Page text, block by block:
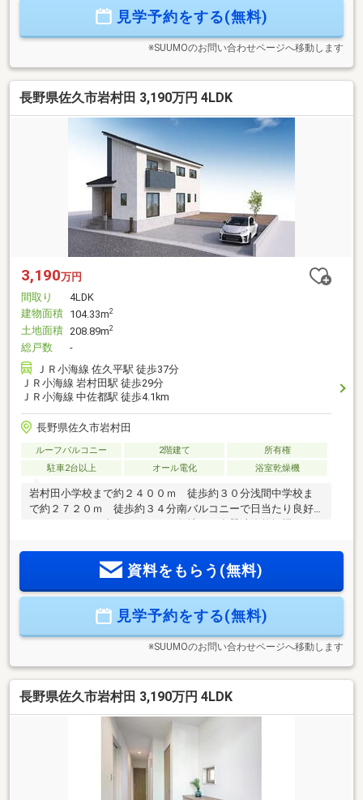
ております。支払っていけるか…、審査が通るか…など、住宅
見学予約をする(無料)
※SUUMOのお問い合わせページへ移動します
長野県佐久市岩村田 3,190万円 4LDK
3,190万円
間取り
4LDK
建物面積 104.33m2
土地面積 208.89m2
総戸数
-
ＪＲ小海線 佐久平駅 徒歩37分
ＪＲ小海線 岩村田駅 徒歩29分
ＪＲ小海線 中佐都駅 徒歩4.1km
長野県佐久市岩村田
ルーフバルコニー 2階建て
所有権
駐車2台以上
オール電化 浴室乾燥機
岩村田小学校まで約２４００ｍ 徒歩約３０分浅間中学校ま
で約２７２０ｍ 徒歩約３４分南バルコニーで日当たり良好♪
高める設備が整った住まいです◎お問合せは【０１２０－８
０１－３７０】まで♪お気軽にお問合せください！ ご予約は
ております。支払っていけるか…、審査が通るか…など、住宅
ローンのご心配ごとは当社へご相談ください！
資料をもらう(無料)
見学予約をする(無料)
※SUUMOのお問い合わせページへ移動します
長野県佐久市岩村田 3,190万円 4LDK